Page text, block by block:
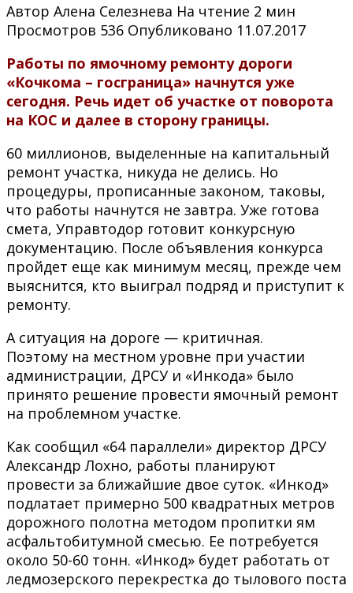
Автор Алена Селезнева На чтение 2 мин
Просмотров 536 Опубликовано 11.07.2017
Работы по ямочному ремонту дороги
«Кочкома – госграница» начнутся уже
сегодня. Речь идет об участке от поворота
на КОС и далее в сторону границы.
60 миллионов, выделенные на капитальный
ремонт участка, никуда не делись. Но
процедуры, прописанные законом, таковы,
что работы начнутся не завтра. Уже готова
смета, Управтодор готовит конкурсную
документацию. После объявления конкурса
пройдет еще как минимум месяц, прежде чем
выяснится, кто выиграл подряд и приступит к
ремонту.
А ситуация на дороге — критичная.
Поэтому на местном уровне при участии
администрации, ДРСУ и «Инкода» было
принято решение провести ямочный ремонт
на проблемном участке.
Как сообщил «64 параллели» директор ДРСУ
Александр Лохно, работы планируют
провести за ближайшие двое суток. «Инкод»
подлатает примерно 500 квадратных метров
дорожного полотна методом пропитки ям
асфальтобитумной смесью. Ее потребуется
около 50-60 тонн. «Инкод» будет работать от
ледмозерского перекрестка до тылового поста